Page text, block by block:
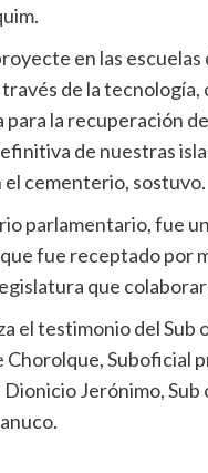
en las
de la
la recuperación
de nuestras
cementerio, sostuvo.
parlamentario, fue
fue receptado por
que
el testimonio del Sub
Chorolque, Suboficial
Jerónimo,